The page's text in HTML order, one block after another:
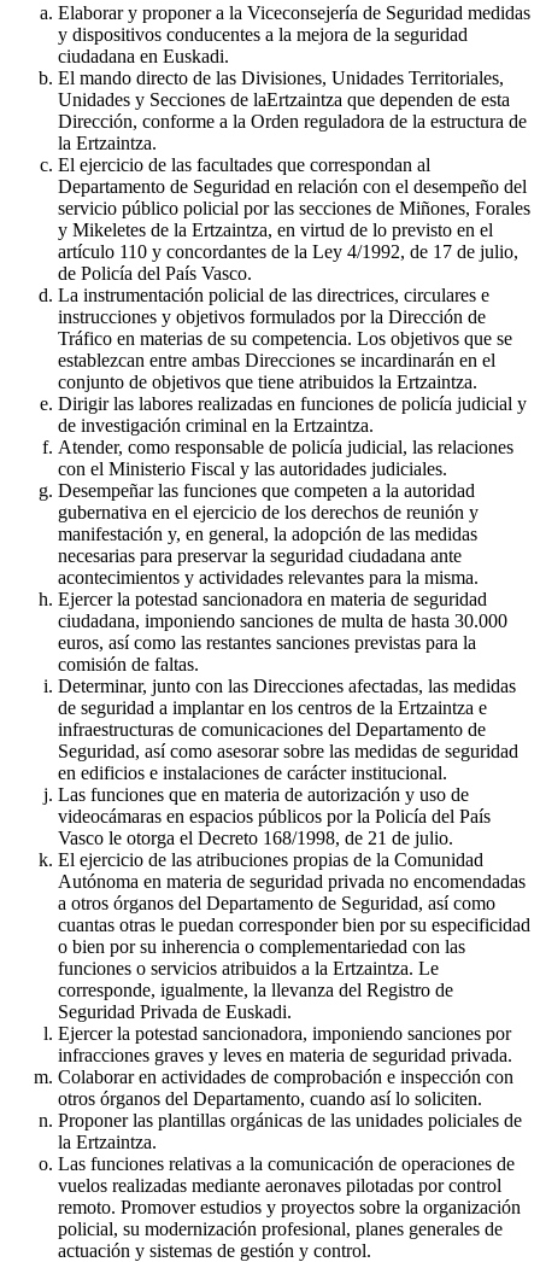
Elaborar y proponer a la Viceconsejería de Seguridad medidas
y dispositivos conducentes a la mejora de la seguridad
ciudadana en Euskadi.
El mando directo de las Divisiones, Unidades Territoriales,
Unidades y Secciones de laErtzaintza que dependen de esta
Dirección, conforme a la Orden reguladora de la estructura de
la Ertzaintza.
El ejercicio de las facultades que correspondan al
Departamento de Seguridad en relación con el desempeño del
servicio público policial por las secciones de Miñones, Forales
y Mikeletes de la Ertzaintza, en virtud de lo previsto en el
artículo 110 y concordantes de la Ley 4/1992, de 17 de julio,
de Policía del País Vasco.
La instrumentación policial de las directrices, circulares e
instrucciones y objetivos formulados por la Dirección de
Tráfico en materias de su competencia. Los objetivos que se
establezcan entre ambas Direcciones se incardinarán en el
conjunto de objetivos que tiene atribuidos la Ertzaintza.
Dirigir las labores realizadas en funciones de policía judicial y
de investigación criminal en la Ertzaintza.
Atender, como responsable de policía judicial, las relaciones
con el Ministerio Fiscal y las autoridades judiciales.
Desempeñar las funciones que competen a la autoridad
gubernativa en el ejercicio de los derechos de reunión y
manifestación y, en general, la adopción de las medidas
necesarias para preservar la seguridad ciudadana ante
acontecimientos y actividades relevantes para la misma.
Ejercer la potestad sancionadora en materia de seguridad
ciudadana, imponiendo sanciones de multa de hasta 30.000
euros, así como las restantes sanciones previstas para la
comisión de faltas.
Determinar, junto con las Direcciones afectadas, las medidas
de seguridad a implantar en los centros de la Ertzaintza e
infraestructuras de comunicaciones del Departamento de
Seguridad, así como asesorar sobre las medidas de seguridad
en edificios e instalaciones de carácter institucional.
Las funciones que en materia de autorización y uso de
videocámaras en espacios públicos por la Policía del País
Vasco le otorga el Decreto 168/1998, de 21 de julio.
El ejercicio de las atribuciones propias de la Comunidad
Autónoma en materia de seguridad privada no encomendadas
a otros órganos del Departamento de Seguridad, así como
cuantas otras le puedan corresponder bien por su especificidad
o bien por su inherencia o complementariedad con las
funciones o servicios atribuidos a la Ertzaintza. Le
corresponde, igualmente, la llevanza del Registro de
Seguridad Privada de Euskadi.
Ejercer la potestad sancionadora, imponiendo sanciones por
infracciones graves y leves en materia de seguridad privada.
Colaborar en actividades de comprobación e inspección con
otros órganos del Departamento, cuando así lo soliciten.
Proponer las plantillas orgánicas de las unidades policiales de
la Ertzaintza.
Las funciones relativas a la comunicación de operaciones de
vuelos realizadas mediante aeronaves pilotadas por control
remoto. Promover estudios y proyectos sobre la organización
policial, su modernización profesional, planes generales de
actuación y sistemas de gestión y control.